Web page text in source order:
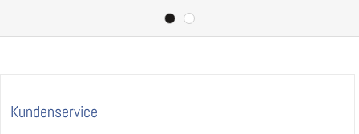
Kundenservice